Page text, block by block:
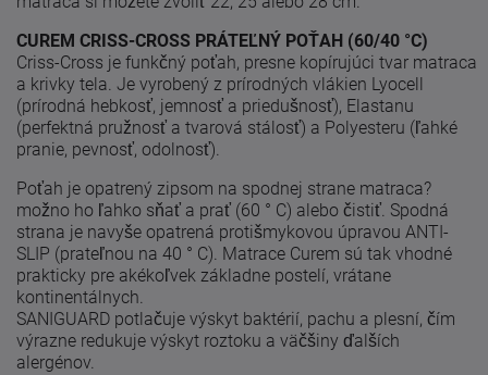
CUREM CRISS-CROSS PRÁTEĽNÝ POŤAH (60/40 °C)
Criss-Cross je funkčný poťah, presne kopírujúci tvar matraca
a krivky tela. Je vyrobený z prírodných vlákien Lyocell
(prírodná hebkosť, jemnosť a priedušnosť), Elastanu
(perfektná pružnosť a tvarová stálosť) a Polyesteru (ľahké
pranie, pevnosť, odolnosť).
Poťah je opatrený zipsom na spodnej strane matraca?
možno ho ľahko sňať a prať (60 ° C) alebo čistiť. Spodná
strana je navyše opatrená protišmykovou úpravou ANTI-
SLIP (prateľnou na 40 ° C). Matrace Curem sú tak vhodné
prakticky pre akékoľvek základne postelí, vrátane
kontinentálnych.
SANIGUARD potlačuje výskyt baktérií, pachu a plesní, čím
výrazne redukuje výskyt roztoku a väčšiny ďalších
alergénov.